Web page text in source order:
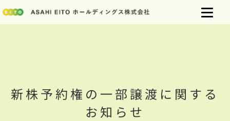
新株予約権の一部譲渡に関する
お知らせ